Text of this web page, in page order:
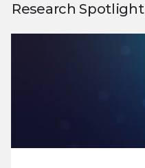
Research Spotlight